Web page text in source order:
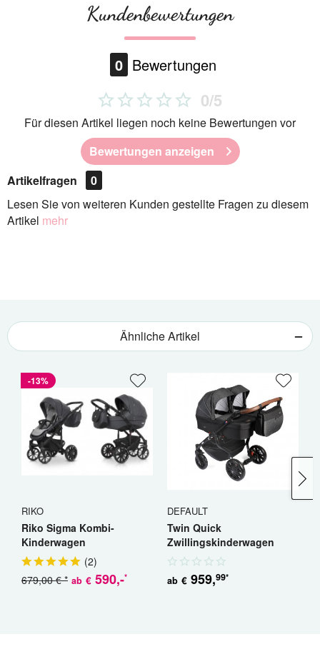
Kundenbewertungen
0 Bewertungen
0/5
Für diesen Artikel liegen noch keine Bewertungen vor
Bewertungen anzeigen
Artikelfragen
0
Lesen Sie von weiteren Kunden gestellte Fragen zu diesem
Artikel mehr
Ähnliche Artikel
-13%
RIKO
Riko Sigma Kombi-
Kinderwagen
(2)
ab € 590,-*
679,00 € *
DEFAULT
Twin Quick
Zwillingskinderwagen
Geschwisterwagen
ab € 959,99*